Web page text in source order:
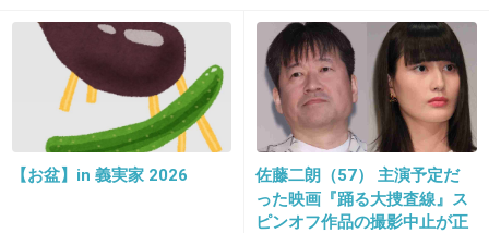
湯上がり卵肌の桃井です
+288 -11
【お盆】in 義実家 2026
佐藤二朗（57） 主演予定だ
った映画『踊る大捜査線』ス
ピンオフ作品の撮影中止が正